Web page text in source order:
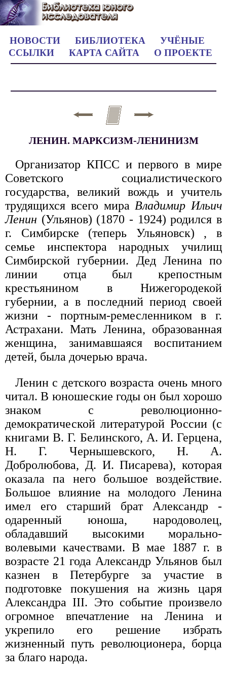
НОВОСТИ БИБЛИОТЕКА
УЧЁНЫЕ
ССЫЛКИ
КАРТА САЙТА О ПРОЕКТЕ
ЛЕНИН. МАРКСИЗМ-ЛЕНИНИЗМ
Организатор КПСС и первого в мире
Советского социалистического
государства, великий вождь и учитель
трудящихся всего мира Владимир Ильич
Ленин (Ульянов) (1870 - 1924) родился в
г. Симбирске (теперь Ульяновск) , в
семье инспектора народных училищ
Симбирской губернии. Дед Ленина по
линии отца был крепостным
крестьянином в Нижегородекой
губернии, а в последний период своей
жизни - портным-ремесленником в г.
Астрахани. Мать Ленина, образованная
женщина, занимавшаяся воспитанием
детей, была дочерью врача.
Ленин с детского возраста очень много
читал. В юношеские годы он был хорошо
знаком с революционно-
демократической литературой России (с
книгами В. Г. Белинского, А. И. Герцена,
Н. Г. Чернышевского, Н. А.
Добролюбова, Д. И. Писарева), которая
оказала па него большое воздействие.
Большое влияние на молодого Ленина
имел его старший брат Александр -
одаренный юноша, народоволец,
обладавший высокими морально-
волевыми качествами. В мае 1887 г. в
возрасте 21 года Александр Ульянов был
казнен в Петербурге за участие в
подготовке покушения на жизнь царя
Александра III. Это событие произвело
огромное впечатление на Ленина и
укрепило его решение избрать
жизненный путь революционера, борца
за благо народа.